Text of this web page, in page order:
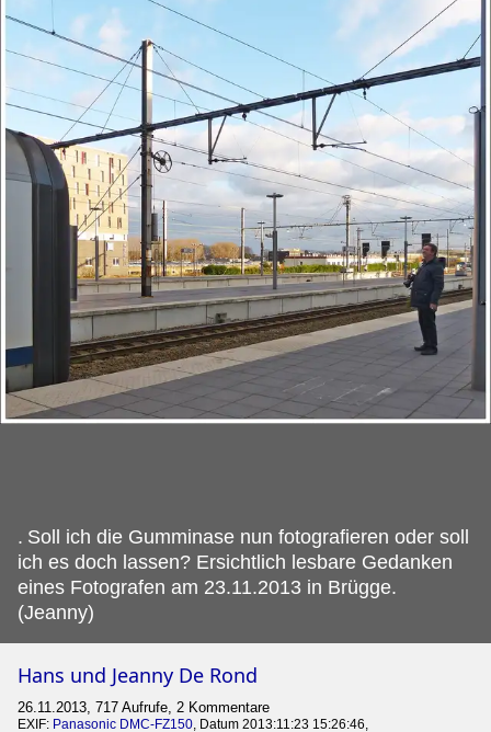
. Soll ich die Gumminase nun fotografieren oder soll
ich es doch lassen? Ersichtlich lesbare Gedanken
eines Fotografen am 23.11.2013 in Brügge.
(Jeanny)
Hans und Jeanny De Rond
26.11.2013, 717 Aufrufe, 2 Kommentare
EXIF: Panasonic DMC-FZ150, Datum 2013:11:23 15:26:46,